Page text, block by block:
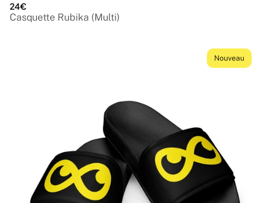
24€
Casquette Rubika (Multi)
Nouveau